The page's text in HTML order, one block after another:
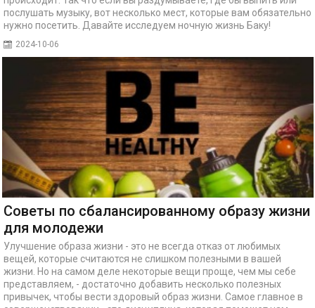
послушать музыку, вот несколько мест, которые вам обязательно
нужно посетить. Давайте исследуем ночную жизнь Баку!
2024-10-06
Советы по сбалансированному образу жизни
для молодежи
Улучшение образа жизни - это не всегда отказ от любимых
вещей, которые считаются не слишком полезными в вашей
жизни. Но на самом деле некоторые вещи проще, чем мы себе
представляем, - достаточно добавить несколько полезных
привычек, чтобы вести здоровый образ жизни. Самое главное в